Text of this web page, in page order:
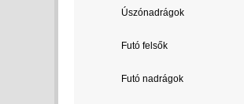
Úszónadrágok
Futó felsők
Futó nadrágok